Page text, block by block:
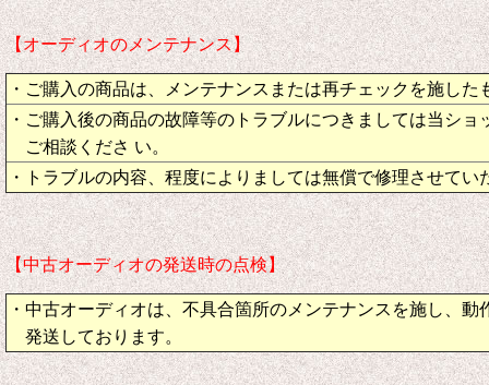
【オーディオのメンテナンス】
・ご購入の商品は、メンテナンスまたは再チェックを施し
・ご購入後の商品の故障等のトラブルにつきましては当ショ
ご相談くださ い。
・トラブルの内容、程度によりましては無償で修理させてい
【中古オーディオの発送時の点検】
・中古オーディオは、不具合箇所のメンテナンスを施し、動
発送しております。